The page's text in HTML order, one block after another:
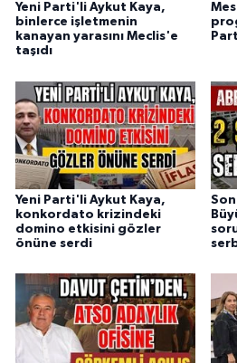
Yeni Parti'li Aykut Kaya,
binlerce işletmenin
kanayan yarasını Meclis'e
taşıdı
Yeni Parti'li Aykut Kaya,
konkordato krizindeki
domino etkisini gözler
önüne serdi